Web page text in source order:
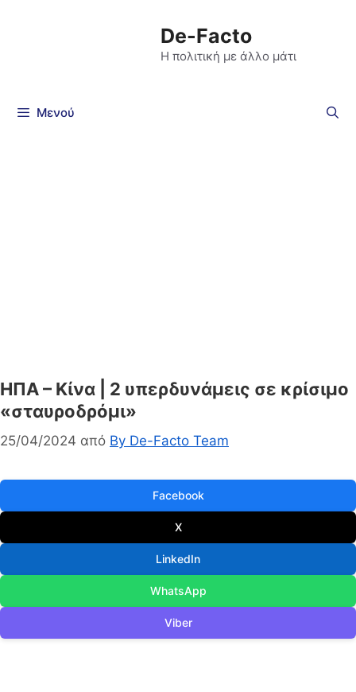
De-Facto
Η πολιτική με άλλο μάτι
Μενού
ΗΠΑ – Κίνα | 2 υπερδυνάμεις σε κρίσιμο
«σταυροδρόμι»
25/04/2024 από By De-Facto Team
Facebook
X
LinkedIn
WhatsApp
Viber